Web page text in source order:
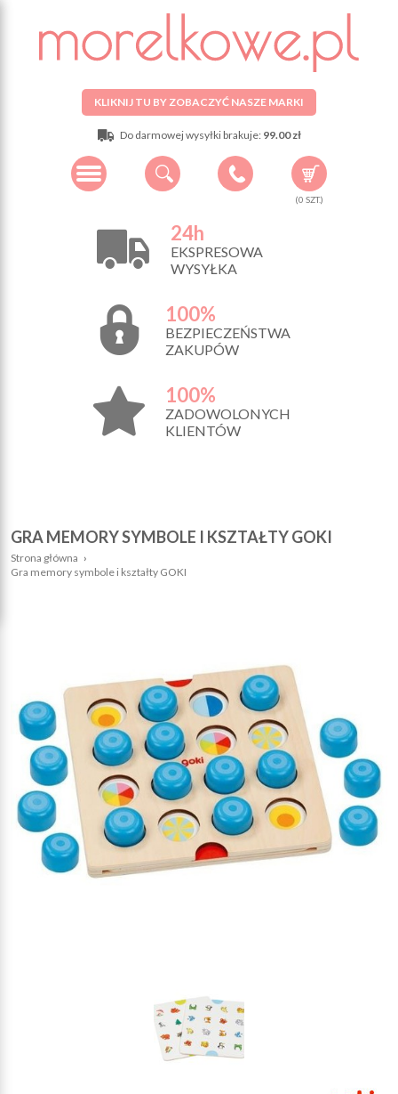
KLIKNIJ TU BY ZOBACZYĆ NASZE MARKI
Do darmowej wysyłki brakuje: 99.00 zł
(0 SZT.)
24h
EKSPRESOWA
WYSYŁKA
100%
BEZPIECZEŃSTWA
ZAKUPÓW
100%
ZADOWOLONYCH
KLIENTÓW
GRA MEMORY SYMBOLE I KSZTAŁTY GOKI
Strona główna ›
Gra memory symbole i kształty GOKI